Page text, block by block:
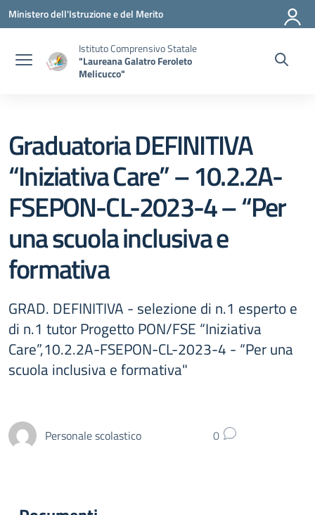
Vai ai contenuti
Vai al menu di navigazione
Vai al footer
Ministero dell'Istruzione e del Merito
Istituto Comprensivo Statale
"Laureana Galatro Feroleto
Melicucco"
Graduatoria DEFINITIVA
“Iniziativa Care” – 10.2.2A-
FSEPON-CL-2023-4 – “Per
una scuola inclusiva e
formativa
GRAD. DEFINITIVA - selezione di n.1 esperto e
di n.1 tutor Progetto PON/FSE “Iniziativa
Care”,10.2.2A-FSEPON-CL-2023-4 - “Per una
scuola inclusiva e formativa"
Personale scolastico 0